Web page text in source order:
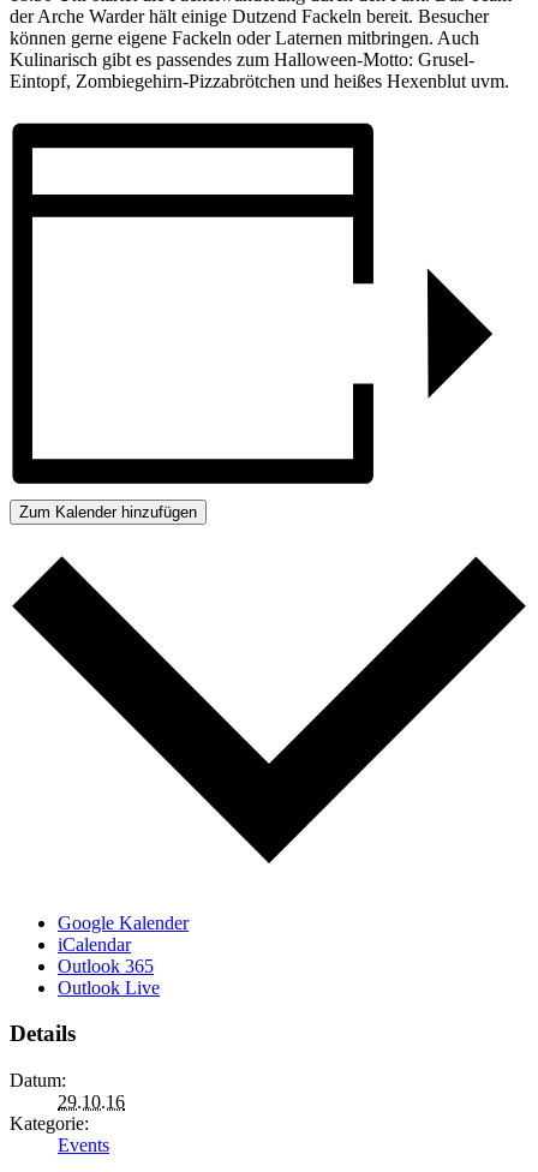
der Arche Warder hält einige Dutzend Fackeln bereit. Besucher
können gerne eigene Fackeln oder Laternen mitbringen. Auch
Kulinarisch gibt es passendes zum Halloween-Motto: Grusel-
Eintopf, Zombiegehirn-Pizzabrötchen und heißes Hexenblut uvm.
Zum Kalender hinzufügen
Google Kalender
iCalendar
Outlook 365
Outlook Live
Details
Datum:
29.10.16
Kategorie:
Events